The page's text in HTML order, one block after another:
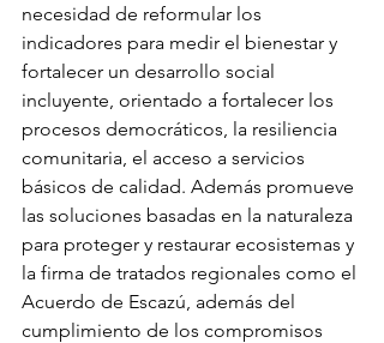
necesidad de reformular los
indicadores para medir el bienestar y
fortalecer un desarrollo social
incluyente, orientado a fortalecer los
procesos democráticos, la resiliencia
comunitaria, el acceso a servicios
básicos de calidad. Además promueve
las soluciones basadas en la naturaleza
para proteger y restaurar ecosistemas y
la firma de tratados regionales como el
Acuerdo de Escazú , además del
cumplimiento de los compromisos